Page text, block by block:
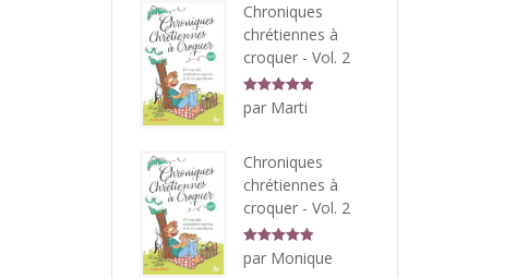
Chroniques
chrétiennes à
croquer - Vol. 2
5 sur
5
par Marti
Chroniques
chrétiennes à
croquer - Vol. 2
5 sur
5
par Monique